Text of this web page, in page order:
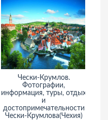
Чески-Крумлов.
Фотографии,
информация, туры, отдых
и
достопримечательности
Чески-Крумлова(Чехия)